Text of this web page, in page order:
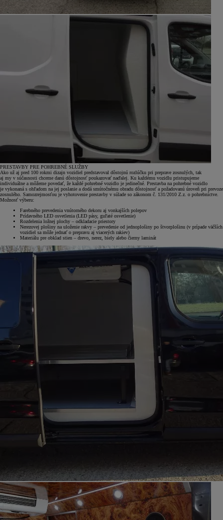
PRESTAVBY PRE POHREBNÉ SLUŽBY
Ako už aj pred 100 rokmi dizajn vozidiel predstavoval dôstojnú rozlúčku pri preprave zosnulých, tak
aj my v súčasnosti chceme danú dôstojnosť poukazovať naďalej. Ku každému vozidlu pristupujeme
individuálne a môžeme povedať, že každé pohrebné vozidlo je jedinečné. Prestavba na pohrebné vozidlo
je vykonaná s ohľadom na jej poslanie a dodá smútočnému obradu dôstojnosť a požadovanú úroveň pri prevoze
zosnulého. Samozrejmosťou je vyhotovenie prestavby v súlade so zákonom č. 131/2010 Z.z. o pohrebníctve.
Možnosť výberu:
Farebného prevedenia vnútorného dekoru aj vonkajších polepov
Prídavného LED osvetlenia (LED pásy, guľaté osvetlenie)
Rozdelenia ložnej plochy – odkladacie priestory
Nerezovej plošiny na uloženie rakvy – prevedenie od jednoplošiny po štvorplošinu (v prípade väčších
vozidiel sa môže jednať o prepravu aj viacerých rakiev)
Materiálu pre obklad stien – drevo, nerez, biely alebo čierny laminát